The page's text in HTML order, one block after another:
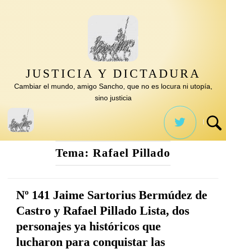
JUSTICIA Y DICTADURA
Cambiar el mundo, amigo Sancho, que no es locura ni utopía,
sino justicia
Tema: Rafael Pillado
Nº 141 Jaime Sartorius Bermúdez de
Castro y Rafael Pillado Lista, dos
personajes ya históricos que
lucharon para conquistar las